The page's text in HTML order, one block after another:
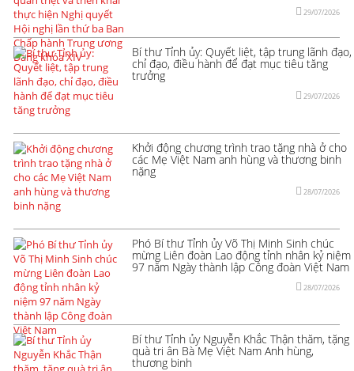
29/07/2026
Bí thư Tỉnh ủy: Quyết liệt, tập trung lãnh đạo,
chỉ đạo, điều hành để đạt mục tiêu tăng
trưởng
29/07/2026
Khởi động chương trình trao tặng nhà ở cho
các Mẹ Việt Nam anh hùng và thương binh
nặng
28/07/2026
Phó Bí thư Tỉnh ủy Võ Thị Minh Sinh chúc
mừng Liên đoàn Lao động tỉnh nhân kỷ niệm
97 năm Ngày thành lập Công đoàn Việt Nam
28/07/2026
Bí thư Tỉnh ủy Nguyễn Khắc Thận thăm, tặng
quà tri ân Bà Mẹ Việt Nam Anh hùng,
thương binh